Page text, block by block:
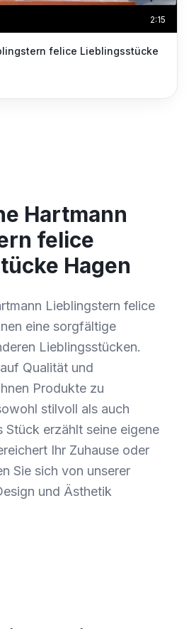
2:15
felice Lieblingsstücke
Hartmann
felice
Hagen
Lieblingstern felice
eine sorgfältige
Lieblingsstücken.
Qualität und
Produkte zu
stilvoll als auch
Stück erzählt seine eigene
Ihr Zuhause oder
Sie sich von unserer
und Ästhetik